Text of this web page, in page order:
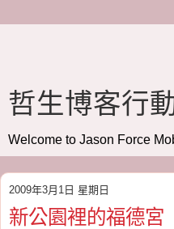
哲生博客行
Welcome to Jason Force
2009年3月1日 星期日
新公園裡的福德宮